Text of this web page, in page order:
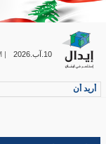
10.آب.2026 |
أريد أن